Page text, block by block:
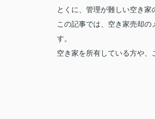
とくに、管理が難しい空き家
この記事では、空き家売却
す。
空き家を所有している方や、